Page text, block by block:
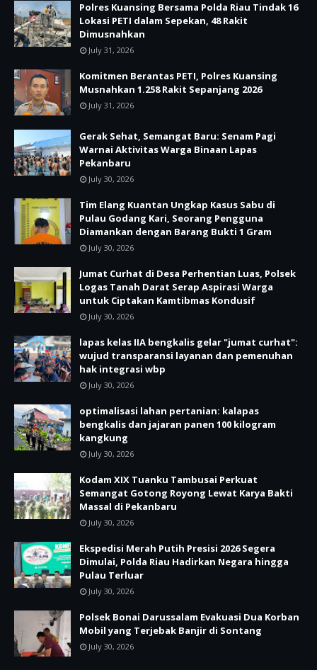
Polres Kuansing Bersama Polda Riau Tindak 16
Lokasi PETI dalam Sepekan, 48 Rakit
Dimusnahkan
July 31, 2026
Komitmen Berantas PETI, Polres Kuansing
Musnahkan 1.258 Rakit Sepanjang 2026
July 31, 2026
Gerak Sehat, Semangat Baru: Senam Pagi
Warnai Aktivitas Warga Binaan Lapas
Pekanbaru
July 30, 2026
Tim Elang Kuantan Ungkap Kasus Sabu di
Pulau Godang Kari, Seorang Pengguna
Diamankan dengan Barang Bukti 1 Gram
July 30, 2026
Jumat Curhat di Desa Perhentian Luas, Polsek
Logas Tanah Darat Serap Aspirasi Warga
untuk Ciptakan Kamtibmas Kondusif
July 30, 2026
lapas kelas IIA bengkalis gelar "jumat curhat":
wujud transparansi layanan dan pemenuhan
hak integrasi wbp
July 30, 2026
optimalisasi lahan pertanian: kalapas
bengkalis dan jajaran panen 100 kilogram
kangkung
July 30, 2026
Kodam XIX Tuanku Tambusai Perkuat
Semangat Gotong Royong Lewat Karya Bakti
Massal di Pekanbaru
July 30, 2026
Ekspedisi Merah Putih Presisi 2026 Segera
Dimulai, Polda Riau Hadirkan Negara hingga
Pulau Terluar
July 30, 2026
Polsek Bonai Darussalam Evakuasi Dua Korban
Mobil yang Terjebak Banjir di Sontang
July 30, 2026